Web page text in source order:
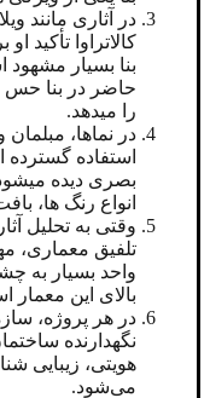
در آثاری مانند
کالاتراوا تأکید
بنا بسیار مشهود
حاضر در بنا حس
را میدهد.
در نماها،
استفاده
بصری دیده
انواع رنگ ها،
وقتی به تحلیل
تلفیق معماری،
واحد بسیار به
بالای این معمار
در هر پروژه،
نگهدارنده
هویتی، زیبایی
می‌شود.